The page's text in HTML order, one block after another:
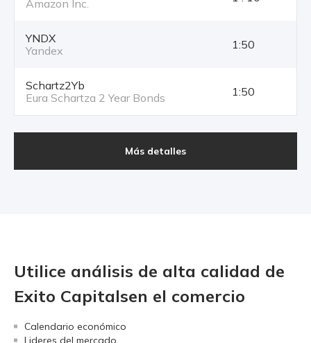
Amazon Inc.
YNDX
Yandex
1:50
Schartz2Yb
Eura Schartza 2 Year Bonds
1:50
Más detalles
Utilice análisis de alta calidad de
Exito Capitalsen el comercio
Calendario económico
Lideres del mercado